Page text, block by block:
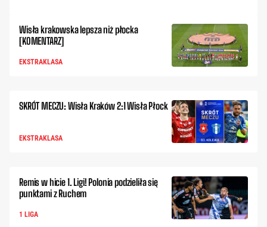
Wisła krakowska lepsza niż płocka
[KOMENTARZ]
EKSTRAKLASA
SKRÓT MECZU: Wisła Kraków 2:1 Wisła Płock
EKSTRAKLASA
Remis w hicie 1. Ligi! Polonia podzieliła się
punktami z Ruchem
1 LIGA